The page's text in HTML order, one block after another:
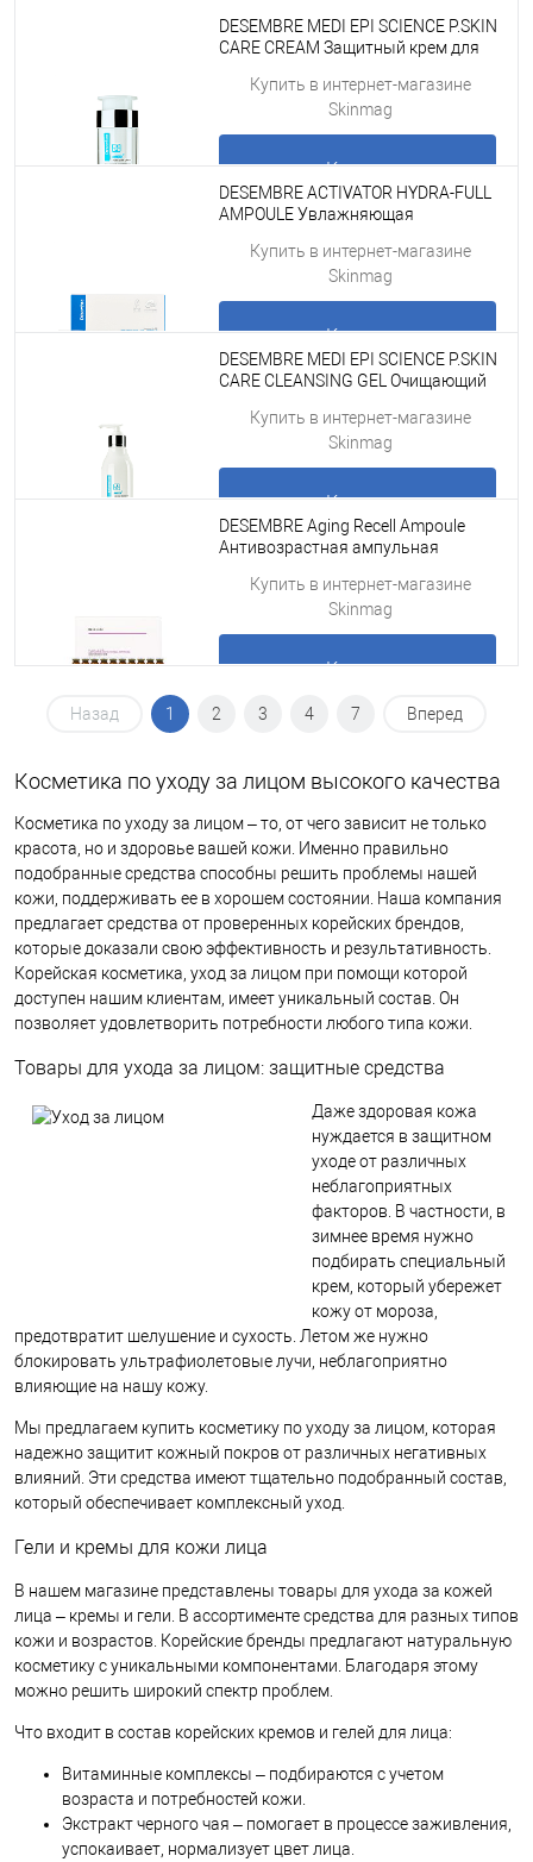
Подробнее
DESEMBRE MEDI EPI SCIENCE P.SKIN
CARE CREAM Защитный крем для
Купить в интернет-магазине
Skinmag
Купить
Подробнее
DESEMBRE ACTIVATOR HYDRA-FULL
AMPOULE Увлажняющая
мезороллер для лица и дермапен, 7
Купить в интернет-магазине
Skinmag
Купить
Подробнее
DESEMBRE MEDI EPI SCIENCE P.SKIN
CARE CLEANSING GEL Очищающий
Купить в интернет-магазине
Skinmag
Купить
Подробнее
DESEMBRE Aging Recell Ampoule
Антивозрастная ампульная
Купить в интернет-магазине
Skinmag
Купить
Назад 1 2 3 4 7 Вперед
Косметика по уходу за лицом высокого качества
Косметика по уходу за лицом – то, от чего зависит не только
красота, но и здоровье вашей кожи. Именно правильно
подобранные средства способны решить проблемы нашей
кожи, поддерживать ее в хорошем состоянии. Наша компания
предлагает средства от проверенных корейских брендов,
которые доказали свою эффективность и результативность.
Корейская косметика, уход за лицом при помощи которой
доступен нашим клиентам, имеет уникальный состав. Он
позволяет удовлетворить потребности любого типа кожи.
Товары для ухода за лицом: защитные средства
Даже здоровая кожа
нуждается в защитном
уходе от различных
неблагоприятных
факторов. В частности, в
зимнее время нужно
подбирать специальный
крем, который убережет
кожу от мороза,
предотвратит шелушение и сухость. Летом же нужно
блокировать ультрафиолетовые лучи, неблагоприятно
влияющие на нашу кожу.
Мы предлагаем купить косметику по уходу за лицом, которая
надежно защитит кожный покров от различных негативных
влияний. Эти средства имеют тщательно подобранный состав,
который обеспечивает комплексный уход.
Гели и кремы для кожи лица
В нашем магазине представлены товары для ухода за кожей
лица – кремы и гели. В ассортименте средства для разных типов
кожи и возрастов. Корейские бренды предлагают натуральную
косметику с уникальными компонентами. Благодаря этому
можно решить широкий спектр проблем.
Что входит в состав корейских кремов и гелей для лица:
Витаминные комплексы – подбираются с учетом
возраста и потребностей кожи.
Экстракт черного чая – помогает в процессе заживления,
успокаивает, нормализует цвет лица.